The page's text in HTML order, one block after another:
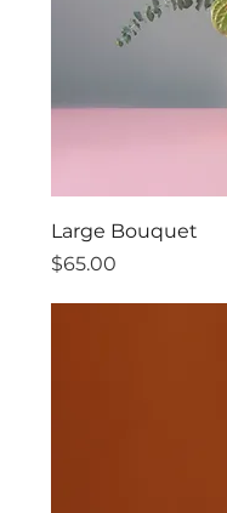
Large Bouquet
價格
$65.00